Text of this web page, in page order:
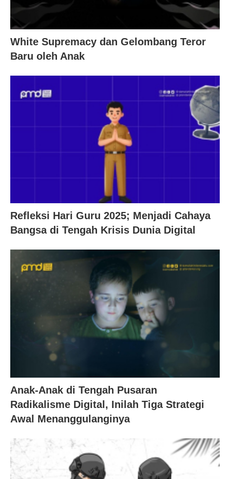
White Supremacy dan Gelombang Teror
Baru oleh Anak
Refleksi Hari Guru 2025; Menjadi Cahaya
Bangsa di Tengah Krisis Dunia Digital
Anak-Anak di Tengah Pusaran
Radikalisme Digital, Inilah Tiga Strategi
Awal Menanggulanginya